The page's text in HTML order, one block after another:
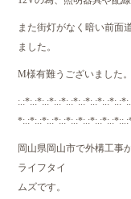
また街灯がなく暗い前面
ました。
M様有難うございました。
岡山県岡山市で外構工事
ライフタイ
ムズです。